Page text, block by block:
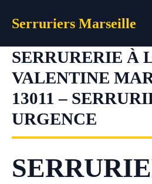
Serruriers Marseille
SERRURERIE À
VALENTINE
13011 –
URGENCE